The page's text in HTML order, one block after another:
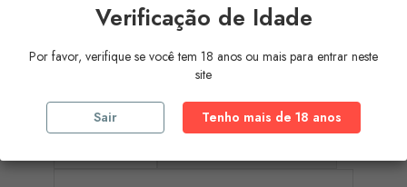
pagamento por referência Multibanco, Mbway
e cartões de crédito)
Verificação de Idade
Por favor, verifique se você tem 18 anos ou mais para entrar neste
site
Sair Tenho mais de 18 anos